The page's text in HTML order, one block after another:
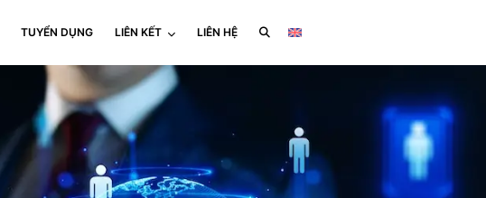
TUYỂN DỤNG LIÊN KẾT LIÊN HỆ